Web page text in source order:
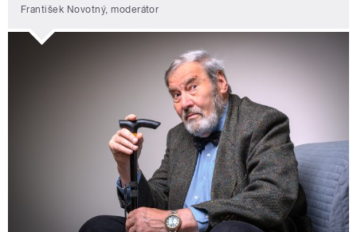
František Novotný, moderátor